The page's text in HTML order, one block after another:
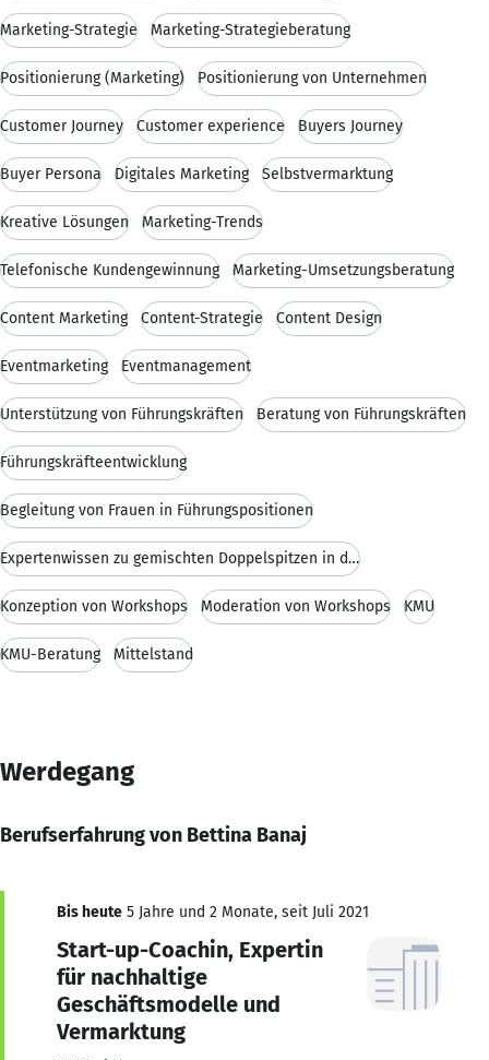
Marketing-Strategie Marketing-Strategieberatung
Positionierung (Marketing) Positionierung von Unternehmen
Customer Journey Customer experience Buyers Journey
Buyer Persona Digitales Marketing Selbstvermarktung
Kreative Lösungen Marketing-Trends
Telefonische Kundengewinnung Marketing-Umsetzungsberatung
Content Marketing Content-Strategie Content Design
Eventmarketing Eventmanagement
Unterstützung von Führungskräften Beratung von Führungskräften
Führungskräfteentwicklung
Begleitung von Frauen in Führungspositionen
Expertenwissen zu gemischten Doppelspitzen in der
Konzeption von Workshops Moderation von Workshops KMU
KMU-Beratung Mittelstand
Werdegang
Berufserfahrung von Bettina Banaj
Bis heute 5 Jahre und 2 Monate, seit Juli 2021
Start-up-Coachin, Expertin
für nachhaltige
Geschäftsmodelle und
Vermarktung